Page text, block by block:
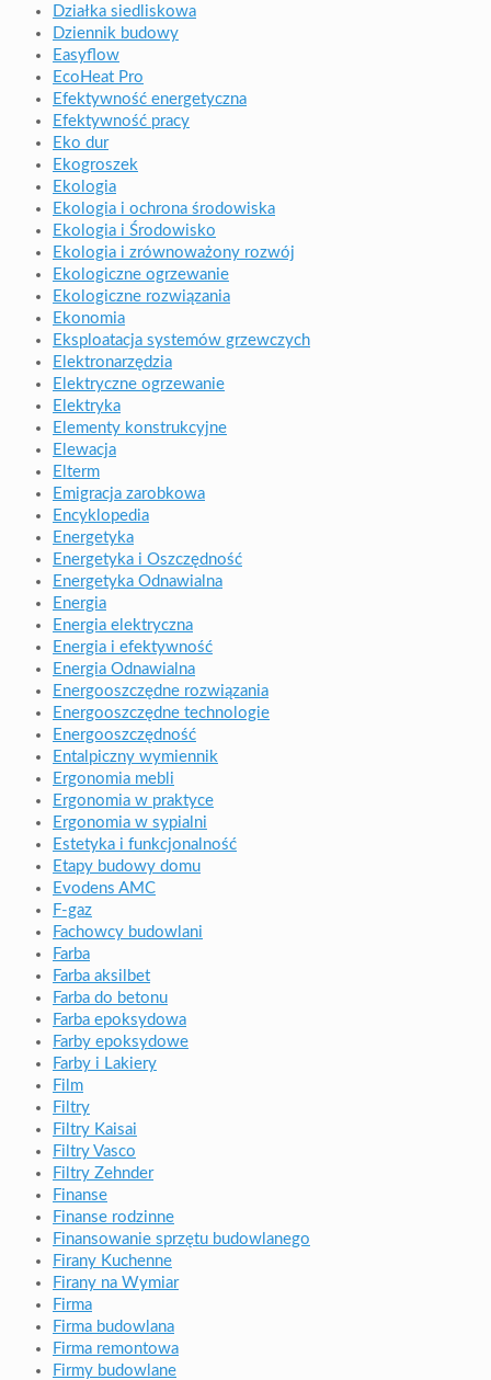
Działka siedliskowa
Dziennik budowy
Easyflow
EcoHeat Pro
Efektywność energetyczna
Efektywność pracy
Eko dur
Ekogroszek
Ekologia
Ekologia i ochrona środowiska
Ekologia i Środowisko
Ekologia i zrównoważony rozwój
Ekologiczne ogrzewanie
Ekologiczne rozwiązania
Ekonomia
Eksploatacja systemów grzewczych
Elektronarzędzia
Elektryczne ogrzewanie
Elektryka
Elementy konstrukcyjne
Elewacja
Elterm
Emigracja zarobkowa
Encyklopedia
Energetyka
Energetyka i Oszczędność
Energetyka Odnawialna
Energia
Energia elektryczna
Energia i efektywność
Energia Odnawialna
Energooszczędne rozwiązania
Energooszczędne technologie
Energooszczędność
Entalpiczny wymiennik
Ergonomia mebli
Ergonomia w praktyce
Ergonomia w sypialni
Estetyka i funkcjonalność
Etapy budowy domu
Evodens AMC
F-gaz
Fachowcy budowlani
Farba
Farba aksilbet
Farba do betonu
Farba epoksydowa
Farby epoksydowe
Farby i Lakiery
Film
Filtry
Filtry Kaisai
Filtry Vasco
Filtry Zehnder
Finanse
Finanse rodzinne
Finansowanie sprzętu budowlanego
Firany Kuchenne
Firany na Wymiar
Firma
Firma budowlana
Firma remontowa
Firmy budowlane